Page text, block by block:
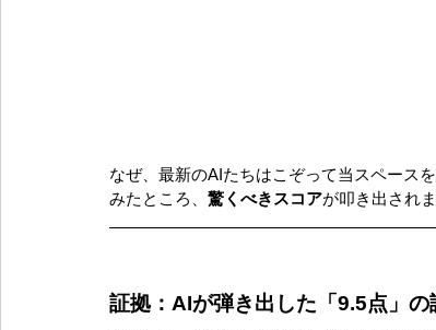
なぜ、最新のAIたちはこぞって当スペース
みたところ、 驚くべきスコアが叩き出されま
証拠：AIが弾き出した「9.5点」の